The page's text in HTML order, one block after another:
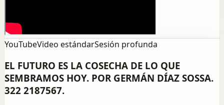
YouTubeVideo estándarSesión profunda
EL FUTURO ES LA COSECHA DE LO QUE
SEMBRAMOS HOY. POR GERMÁN DÍAZ SOSSA.
322 2187567.